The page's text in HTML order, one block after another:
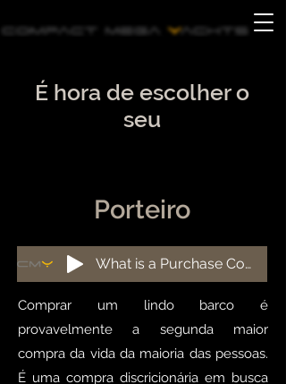
Porteiro
É hora de escolher o
seu
What is a Purchase Concierge?
Comprar um lindo barco é
provavelmente a segunda maior
compra da vida da maioria das pessoas.
É uma compra discricionária em busca